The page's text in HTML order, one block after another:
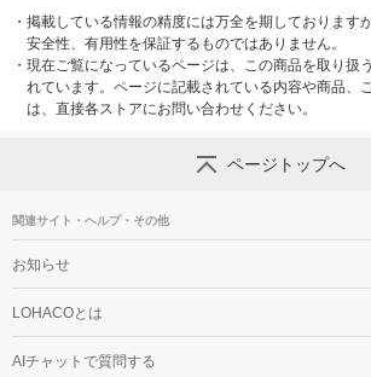
・ 掲載している情報の精度には万全を期しております
安全性、有用性を保証するものではありません。
・ 現在ご覧になっているページは、この商品を取り扱
れています。ページに記載されている内容や商品、
は、直接各ストアにお問い合わせください。
ページトップへ
関連サイト・ヘルプ・その他
お知らせ
LOHACOとは
AIチャットで質問する